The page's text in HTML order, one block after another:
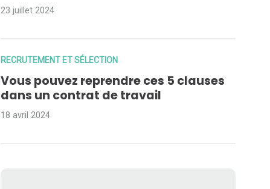
23 juillet 2024
RECRUTEMENT ET SÉLECTION
Vous pouvez reprendre ces 5 clauses
dans un contrat de travail
18 avril 2024